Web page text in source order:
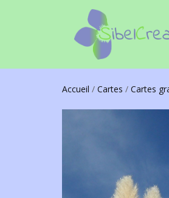
Accueil / Cartes / Cartes